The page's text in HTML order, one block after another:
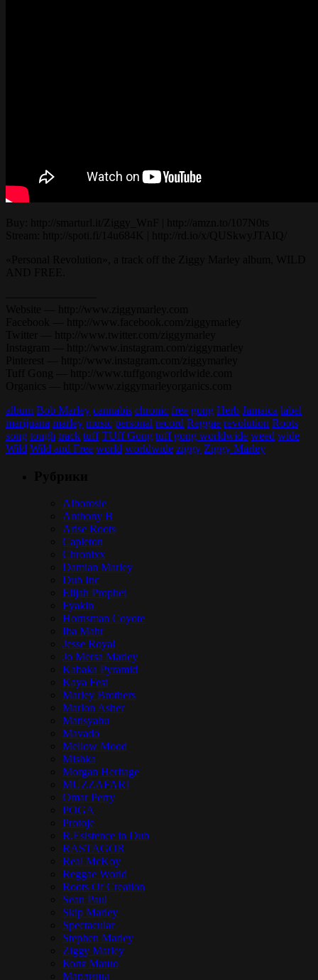
album Bob Marley cannabis chronic free gong Herb Jamaica label
marijuana marley music personal record Reggae revolution Roots
song tough track tuff TUff Gong tuff gong worldwide weed wide
Wild Wild and Free world worldwide ziggy Ziggy Marley
Alborosie
Anthony B
Arise Roots
Capleton
Chronixx
Damian Marley
Dub Inc
Elijah Prophet
Fyakin
Hornsman Coyote
Iba Mahr
Jesse Royal
Jo Mersa Marley
Kabaka Pyramid
Kaya Fest
Marley Brothers
Marlon Asher
Matisyahu
Mavado
Mellow Mood
Mishka
Morgan Heritage
MUZZAFARI
Omar Perry
POGA
Protoje
R.Esistence in Dub
RASTAGOR
Real McKoy
Reggae World
Roots Of Creation
Sean Paul
Skip Marley
Spectacular
Stephen Marley
Ziggy Marley
Коля Маню
Марлины